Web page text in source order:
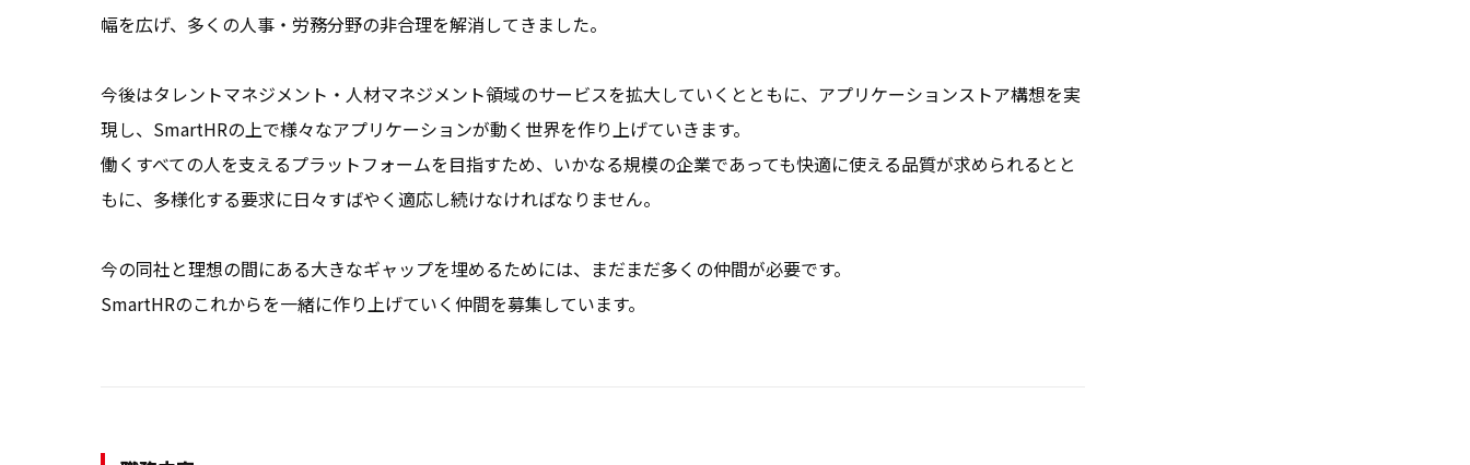
幅を広げ、多くの人事・労務分野の非合理を解消してきました。
今後はタレントマネジメント・人材マネジメント領域のサービスを拡大していくとともに、アプリケーションストア構想を実
現し、SmartHRの上で様々なアプリケーションが動く世界を作り上げていきます。
働くすべての人を支えるプラットフォームを目指すため、いかなる規模の企業であっても快適に使える品質が求められるとと
もに、多様化する要求に日々すばやく適応し続けなければなりません。
今の同社と理想の間にある大きなギャップを埋めるためには、まだまだ多くの仲間が必要です。
SmartHRのこれからを一緒に作り上げていく仲間を募集しています。